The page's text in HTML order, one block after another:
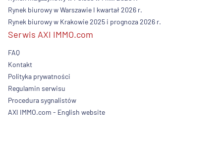
Rynek biurowy w Warszawie I kwartał 2026 r.
Rynek biurowy w Krakowie 2025 i prognoza 2026 r.
Serwis AXI IMMO.com
FAQ
Kontakt
Polityka prywatności
Regulamin serwisu
Procedura sygnalistów
AXI IMMO.com - English website